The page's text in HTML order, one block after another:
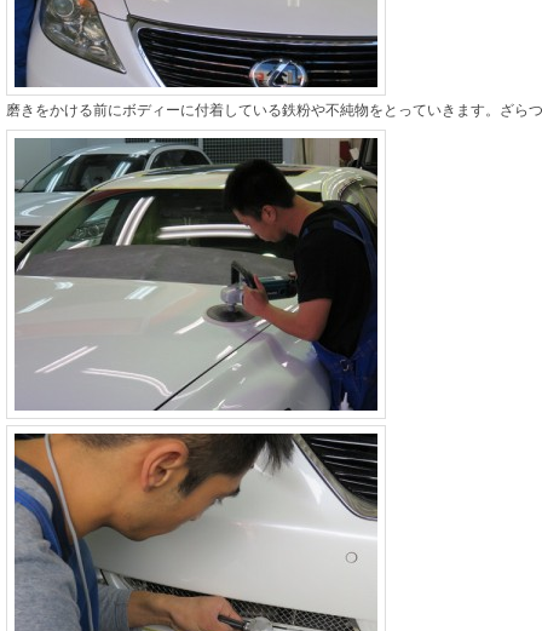
磨きをかける前にボディーに付着している鉄粉や不純物をとっていきます。ざら